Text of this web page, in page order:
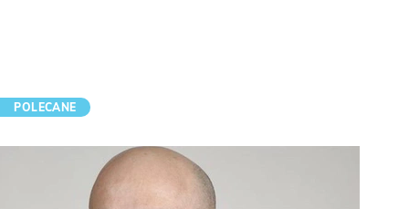
POLECANE